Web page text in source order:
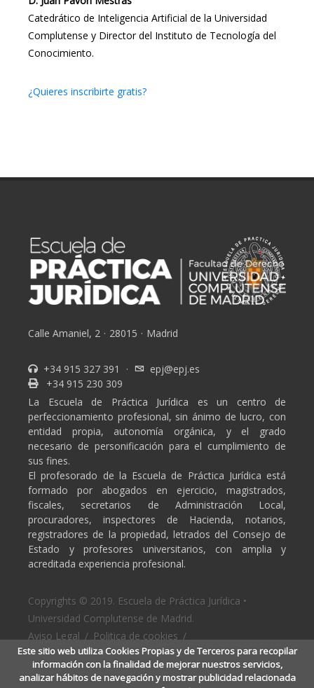
Catedrático de Inteligencia Artificial de la Universidad
Complutense y Director del Instituto de Tecnología del
Conocimiento.
¿Quieres inscribirte gratis?
Calle Amaniel, 2 · 28015 · Madrid
+34 915 327 391 ·
epj@epj.es
+34 915 230 309
La Escuela de Práctica Jurídica es un centro de
perfeccionamiento profesional, sin ánimo de lucro, con
entidad propia, autonomía orgánica, y el grado
necesario de personificación para el cumplimiento de
sus fines.
El profesorado de la Escuela de Práctica Jurídica está
formado por abogados en ejercicio, magistrados,
fiscales, secretarios de Administración Local,
procuradores, inspectores de Hacienda, notarios,
registradores de la propiedad, letrados del Consejo de
Estado y profesores universitarios, con amplia y
acreditada experiencia profesional.
Copyrights © 2019. Escuela de Práctica Jurídica •
Universidad Complutense de Madrid.
Aviso Legal / Politica de cookies /
Politica de privacidad
Este sitio web utiliza Cookies Propias y de Terceros para recopilar
información con la finalidad de mejorar nuestros servicios,
analizar hábitos de navegación y mostrar publicidad relacionada